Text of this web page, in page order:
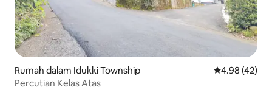
Rumah dalam Idukki Township Penarafan
4.98 (42)
Percutian Kelas Atas